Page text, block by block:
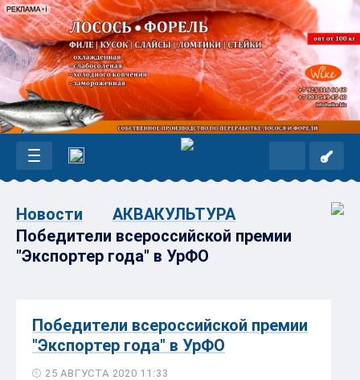
Новости
АКВАКУЛЬТУРА
Победители всероссийской премии
"Экспортер года" в УрФО
Победители всероссийской премии
"Экспортер года" в УрФО
25 АВГУСТА 2020 11:33